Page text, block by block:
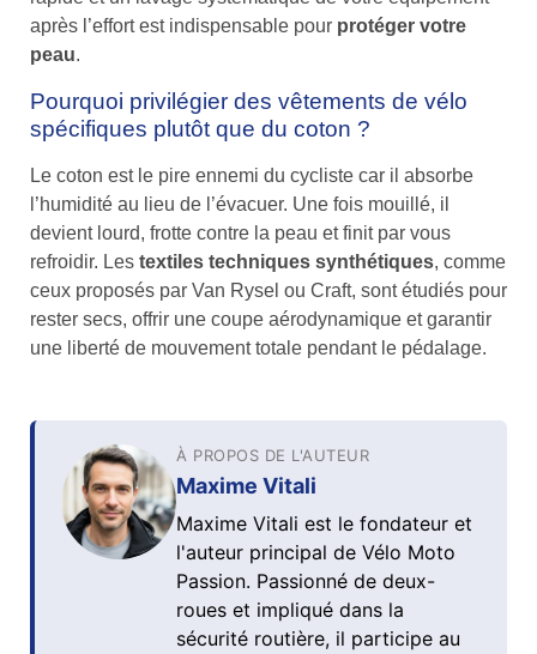
après l’effort est indispensable pour protéger votre
peau.
Pourquoi privilégier des vêtements de vélo
spécifiques plutôt que du coton ?
Le coton est le pire ennemi du cycliste car il absorbe
l’humidité au lieu de l’évacuer. Une fois mouillé, il
devient lourd, frotte contre la peau et finit par vous
refroidir. Les textiles techniques synthétiques, comme
ceux proposés par Van Rysel ou Craft, sont étudiés pour
rester secs, offrir une coupe aérodynamique et garantir
une liberté de mouvement totale pendant le pédalage.
À PROPOS DE L'AUTEUR
Maxime Vitali
Maxime Vitali est le fondateur et
l'auteur principal de Vélo Moto
Passion. Passionné de deux-
roues et impliqué dans la
sécurité routière, il participe au